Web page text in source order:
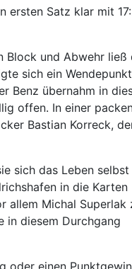
ersten Satz klar mit
Block und Abwehr ließ
sich ein
Benz übernahm in
offen. In einer
Bastian Korreck,
sich das Leben selbst
in die Karten
allem Michal Superlak
in diesem Durchgang
oder einen